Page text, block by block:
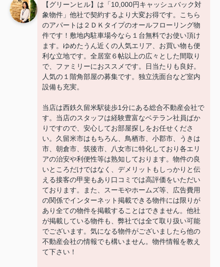
【グリーンヒル】は「10,000円キャッシュバック対
象物件」他社で契約するより大変お得です。こちら
のアパートは２ＤＫタイプのオールフローリング物
件です！敷地内駐車場今なら１台無料でお使い頂け
ます。ゆめたうん近くの人気エリア、お買い物も便
利な立地です。全居室６帖以上の広々とした間取り
で、ファミリーにおススメです。日当たりも良好。
人気の１階角部屋の募集です。独立洗面台など室内
設備も充実。
当店は西鉄久留米駅徒歩1分にある総合不動産会社で
す。当店のスタッフは経験豊富なベテラン社員ばか
りですので、安心してお部屋探しをお任せくださ
い。久留米市はもちろん、鳥栖市、小郡市、うきは
市、朝倉市、筑後市、八女市に特化しており各エリ
アの治安や利便性等は熟知しております。物件の良
いところだけではなく、デメリットもしっかりと伝
える接客の甲斐もあり口コミでは高評価をいただい
ております。また、スーモやホームズ等、広告費用
の関係でインターネット掲載できる物件には限りが
あり全ての物件を掲載することはできません。他社
が掲載している物件も、弊社では全て取り扱い可能
でございます。気になる物件がございましたら他の
不動産会社の情報でも構いません。物件情報を教え
て下さい！